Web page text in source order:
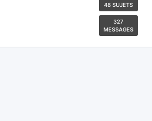
48 SUJETS
327
MESSAGES